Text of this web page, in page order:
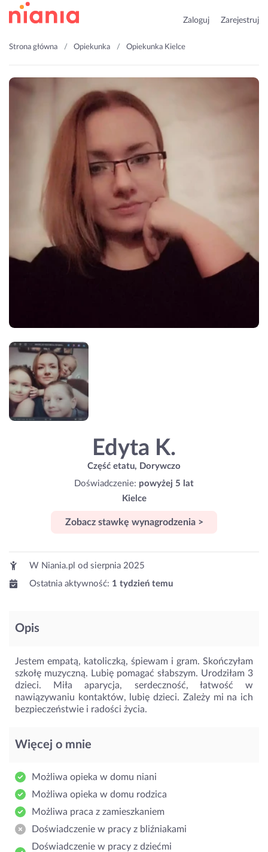
Zaloguj Zarejestruj
Strona główna Opiekunka Opiekunka Kielce
Edyta K.
Część etatu, Dorywczo
Doświadczenie: powyżej 5 lat
Kielce
Zobacz stawkę wynagrodzenia >
W Niania.pl od sierpnia 2025
Ostatnia aktywność: 1 tydzień temu
Opis
Jestem empatą, katoliczką, śpiewam i gram. Skończyłam
szkołę muzyczną. Lubię pomagać słabszym. Urodziłam 3
dzieci. Miła aparycja, serdeczność, łatwość w
nawiązywaniu kontaktów, lubię dzieci. Zależy mi na ich
bezpieczeństwie i radości życia.
Więcej o mnie
Możliwa opieka w domu niani
Możliwa opieka w domu rodzica
Możliwa praca z zamieszkaniem
Doświadczenie w pracy z bliźniakami
Doświadczenie w pracy z dziećmi